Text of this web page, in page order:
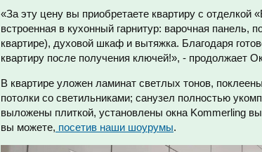
«За эту цену вы приобретаете квартиру с отделкой
встроенная в кухонный гарнитур: варочная панель,
квартире), духовой шкаф и вытяжка. Благодаря
квартиру после получения ключей!», - продолжает
В квартире уложен ламинат светлых тонов,
потолки со светильниками; санузел полностью
выложены плиткой, установлены окна Kommerling
вы можете, посетив наши шоурумы.